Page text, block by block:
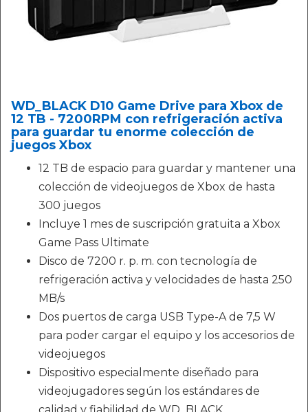
WD_BLACK D10 Game Drive para Xbox de
12 TB - 7200RPM con refrigeración activa
para guardar tu enorme colección de
juegos Xbox
12 TB de espacio para guardar y mantener una
colección de videojuegos de Xbox de hasta
300 juegos
Incluye 1 mes de suscripción gratuita a Xbox
Game Pass Ultimate
Disco de 7200 r. p. m. con tecnología de
refrigeración activa y velocidades de hasta 250
MB/s
Dos puertos de carga USB Type-A de 7,5 W
para poder cargar el equipo y los accesorios de
videojuegos
Dispositivo especialmente diseñado para
videojugadores según los estándares de